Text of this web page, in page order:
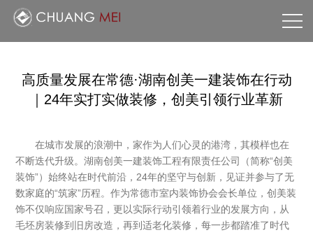
网
页
创
美
程
案
创
美
联
高质量发展在常德·湖南创美一建装饰在行动
｜24年实打实做装修，创美引领行业革新
在城市发展的浪潮中，家作为人们心灵的港湾，其模样也在
不断迭代升级。湖南创美一建装饰工程有限责任公司（简称“创美
装饰”）始终站在时代前沿，24年的坚守与创新，见证并参与了无
数家庭的“筑家”历程。作为常德市室内装饰协会会长单位，创美装
饰不仅响应国家号召，更以实际行动引领着行业的发展方向，从
毛坯房装修到旧房改造，再到适老化装修，每一步都踏准了时代